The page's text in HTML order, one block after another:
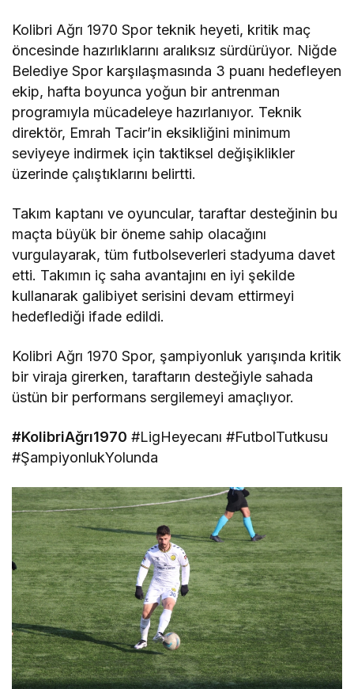
Kolibri Ağrı 1970 Spor teknik heyeti, kritik maç
öncesinde hazırlıklarını aralıksız sürdürüyor. Niğde
Belediye Spor karşılaşmasında 3 puanı hedefleyen
ekip, hafta boyunca yoğun bir antrenman
programıyla mücadeleye hazırlanıyor. Teknik
direktör, Emrah Tacir’in eksikliğini minimum
seviyeye indirmek için taktiksel değişiklikler
üzerinde çalıştıklarını belirtti.
Takım kaptanı ve oyuncular, taraftar desteğinin bu
maçta büyük bir öneme sahip olacağını
vurgulayarak, tüm futbolseverleri stadyuma davet
etti. Takımın iç saha avantajını en iyi şekilde
kullanarak galibiyet serisini devam ettirmeyi
hedeflediği ifade edildi.
Kolibri Ağrı 1970 Spor, şampiyonluk yarışında kritik
bir viraja girerken, taraftarın desteğiyle sahada
üstün bir performans sergilemeyi amaçlıyor.
#KolibriAğrı1970 #LigHeyecanı #FutbolTutkusu
#ŞampiyonlukYolunda